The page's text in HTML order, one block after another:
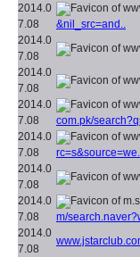
2014.0
7.08
&nil_src=and..
2014.0
7.08
2014.0
7.08
2014.0
7.08
com.pk/
2014.0
7.08
rc=s&source=we..
2014.0
7.08
2014.0
7.08
m/
2014.0
7.08